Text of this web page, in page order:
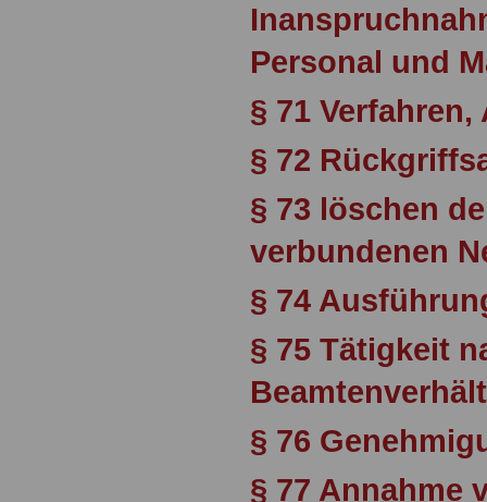
Personal und
§ 71
§ 72
§ 73 löschen
verbundenen
§ 74
§ 75 Tätigkeit
§ 76
§ 77 Annahme